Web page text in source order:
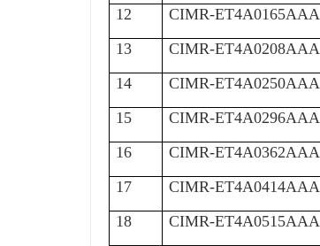
12
CIMR-ET4A0165AAA
13
CIMR-ET4A0208AAA
14
CIMR-ET4A0250AAA
15
CIMR-ET4A0296AAA
16
CIMR-ET4A0362AAA
17
CIMR-ET4A0414AAA
18
CIMR-ET4A0515AAA